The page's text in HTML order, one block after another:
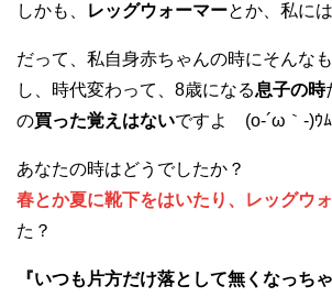
しかも、
レッグウォーマーとか、私に
だって、私自身赤ちゃんの時にそんな
し、時代変わって、8歳になる息子の時
の買った覚えはないですよ (o-´ω｀-)ｳ
あなたの時はどうでしたか？
春とか夏に靴下をはいたり、レッグウ
た？
『いつも片方だけ落として無くなっち